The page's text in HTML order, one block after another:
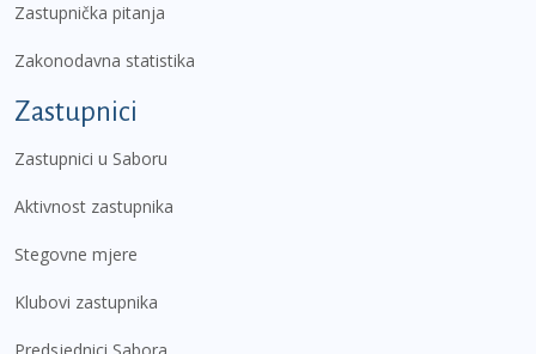
Zastupnička pitanja
Zakonodavna statistika
Zastupnici
Zastupnici u Saboru
Aktivnost zastupnika
Stegovne mjere
Klubovi zastupnika